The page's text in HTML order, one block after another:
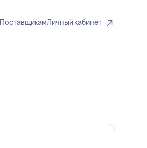
ПоставщикамЛичный кабинет